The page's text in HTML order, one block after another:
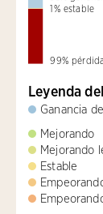
1% estable
99% pérdida
Leyenda
Ganancia
Mejorando
Mejorando
Estable